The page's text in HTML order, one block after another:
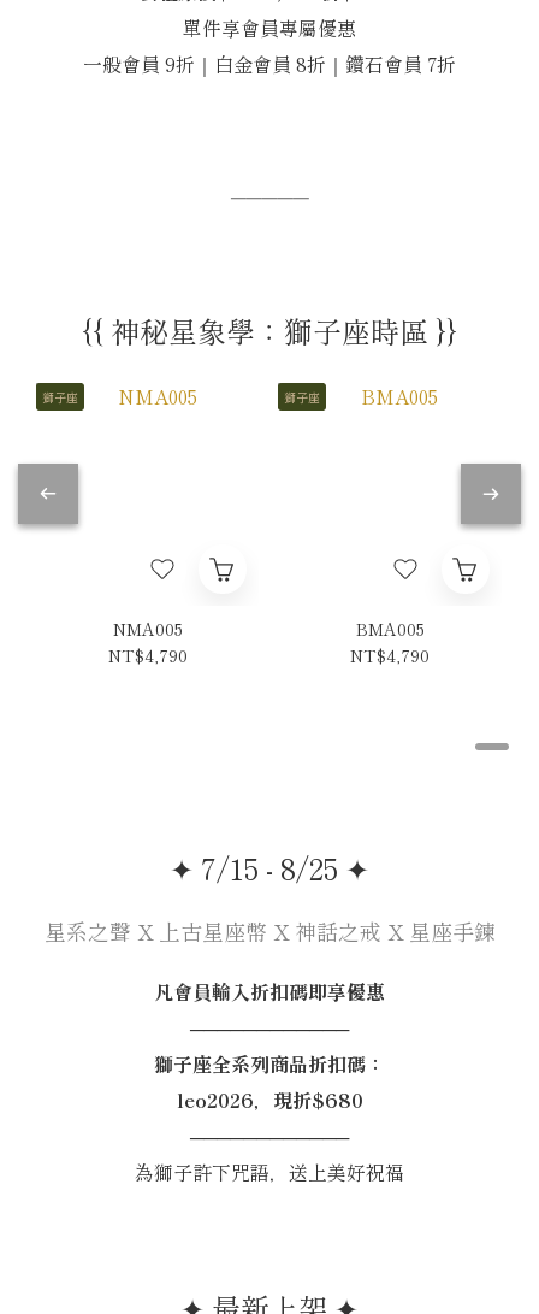
單件享會員專屬優惠
一般會員 9折｜白金會員 8折｜鑽石會員 7折
─────
{{ 神秘星象學：獅子座時區 }}
獅子座
NMA005
NT$4,790
獅子座
BMA005
NT$4,790
✦ 7/15 - 8/25 ✦
星系之聲 X 上古星座幣 X 神話之戒 X 星座手鍊
凡會員輸入折扣碼即享優惠
────────────
獅子座全系列商品折扣碼：
leo2026，現折$680
────────────
為獅子許下咒語，送上美好祝福